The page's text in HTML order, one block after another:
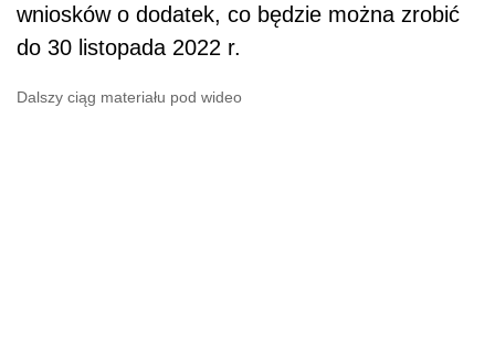
wniosków o dodatek, co będzie można zrobić
do 30 listopada 2022 r.
Dalszy ciąg materiału pod wideo